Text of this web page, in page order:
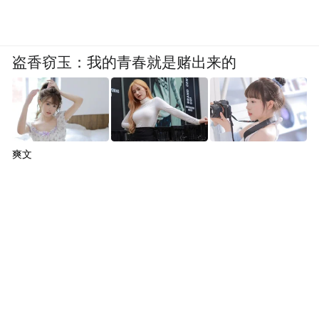
盗香窃玉：我的青春就是赌出来的
爽文